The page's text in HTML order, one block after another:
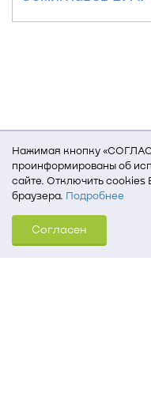
Нажимая кнопку
проинформированы об
сайте. Отключить cookies
браузера. Подробнее
Для того, чтобы мы могли
услуги, мы используем
на Вашем компьютере
Согласен